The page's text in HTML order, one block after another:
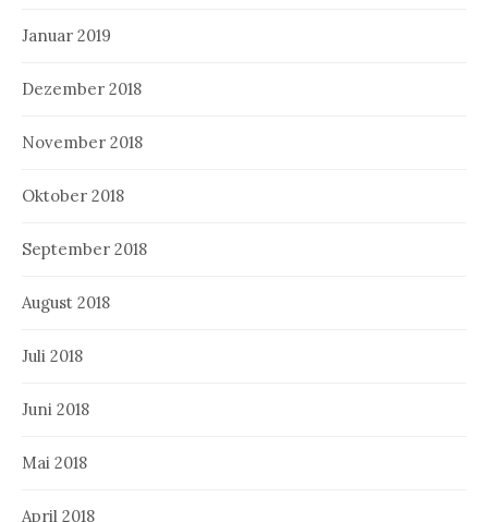
Januar 2019
Dezember 2018
November 2018
Oktober 2018
September 2018
August 2018
Juli 2018
Juni 2018
Mai 2018
April 2018